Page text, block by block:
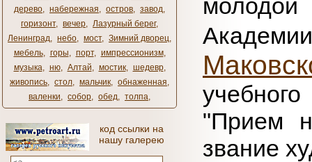
дерево, набережная, остров, завод,
горизонт, вечер, Лазурный берег,
Ленинград, небо, мост, Зимний дворец,
мебель, горы, порт, импрессионизм,
музыка, ню, Алтай, мостик, шедевр,
живопись, стол, мальчик, обнаженная,
валенки, собор, обед, толпа,
код ссылки на
нашу галерею
"Прием
звание